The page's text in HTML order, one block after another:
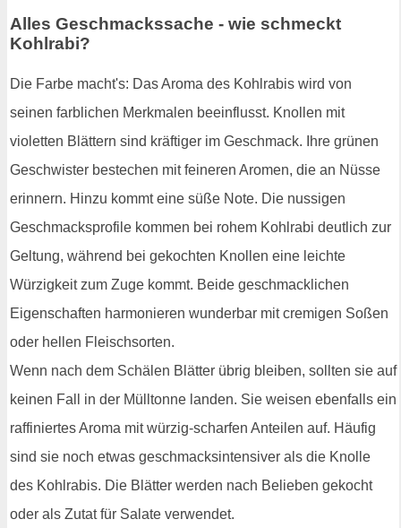
Alles Geschmackssache - wie schmeckt
Kohlrabi?
Die Farbe macht's: Das Aroma des Kohlrabis wird von
seinen farblichen Merkmalen beeinflusst. Knollen mit
violetten Blättern sind kräftiger im Geschmack. Ihre grünen
Geschwister bestechen mit feineren Aromen, die an Nüsse
erinnern. Hinzu kommt eine süße Note. Die nussigen
Geschmacksprofile kommen bei rohem Kohlrabi deutlich zur
Geltung, während bei gekochten Knollen eine leichte
Würzigkeit zum Zuge kommt. Beide geschmacklichen
Eigenschaften harmonieren wunderbar mit cremigen Soßen
oder hellen Fleischsorten.
Wenn nach dem Schälen Blätter übrig bleiben, sollten sie auf
keinen Fall in der Mülltonne landen. Sie weisen ebenfalls ein
raffiniertes Aroma mit würzig-scharfen Anteilen auf. Häufig
sind sie noch etwas geschmacksintensiver als die Knolle
des Kohlrabis. Die Blätter werden nach Belieben gekocht
oder als Zutat für Salate verwendet.